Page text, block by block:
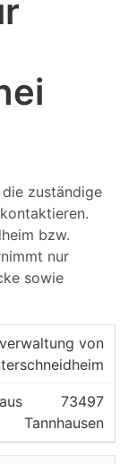
die zuständige
bzw.
nur
sowie
von
73497
Tannhausen